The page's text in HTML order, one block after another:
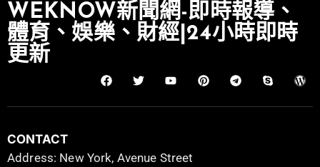
WEKNOW新聞網-即時報導、
體育、娛樂、財經|24小時即時
更新
CONTACT
Address: New York, Avenue Street